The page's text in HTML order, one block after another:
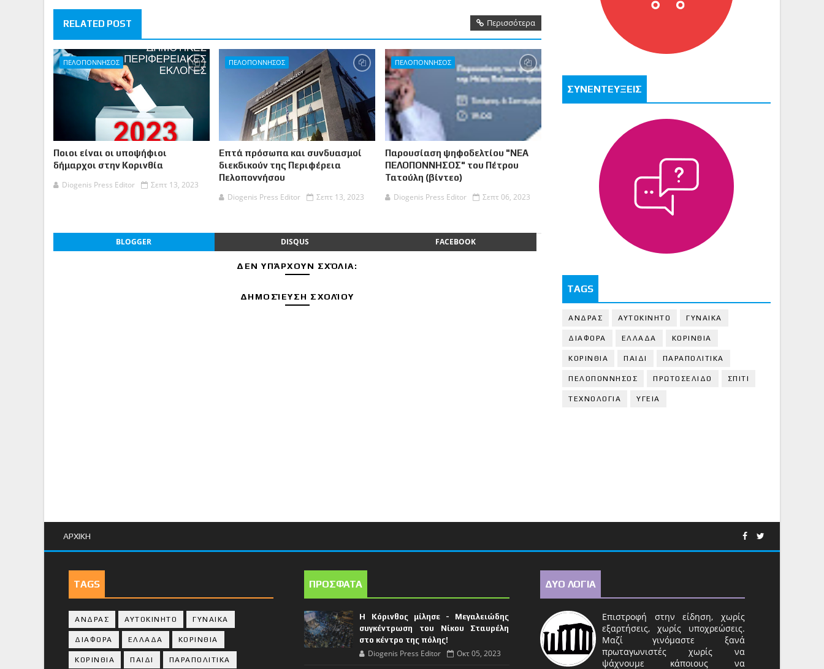
RELATED POST Περισσότερα
ΠΕΛΟΠΟΝΝΗΣΟΣ
Ποιοι είναι οι υποψήφιοι
δήμαρχοι στην Κορινθία
Diogenis Press Editor
Σεπτ 13, 2023
ΠΕΛΟΠΟΝΝΗΣΟΣ
Επτά πρόσωπα και συνδυασμοί
διεκδικούν της Περιφέρεια
Πελοποννήσου
Diogenis Press Editor
Σεπτ 13, 2023
ΠΕΛΟΠΟΝΝΗΣΟΣ
Παρουσίαση ψηφοδελτίου "ΝΕΑ
ΠΕΛΟΠΟΝΝΗΣΟΣ" του Πέτρου
Τατούλη (βίντεο)
Diogenis Press Editor
Σεπτ 06, 2023
BLOGGER DISQUS FACEBOOK
ΔΕΝ ΥΠΆΡΧΟΥΝ ΣΧΌΛΙΑ:
ΔΗΜΟΣΊΕΥΣΗ ΣΧΟΛΊΟΥ
ΣΥΝΕΝΤΕΥΞΕΙΣ
TAGS
ΑΝΔΡΑΣ ΑΥΤΟΚΙΝΗΤΟ ΓΥΝΑΙΚΑ
ΔΙΑΦΟΡΑ ΕΛΛΑΔΑ ΚΟΡΙΝΘΙΑ
ΚΟΡΙΝΘΙA ΠΑΙΔΙ ΠΑΡΑΠΟΛΙΤΙΚΑ
ΠΕΛΟΠΟΝΝΗΣΟΣ ΠΡΩΤΟΣΕΛΙΔΟ ΣΠΙΤΙ
ΤΕΧΝΟΛΟΓΙΑ ΥΓΕΙΑ
ΑΡΧΙΚΗ
TAGS
ΑΝΔΡΑΣ ΑΥΤΟΚΙΝΗΤΟ ΓΥΝΑΙΚΑ
ΔΙΑΦΟΡΑ ΕΛΛΑΔΑ ΚΟΡΙΝΘΙΑ
ΚΟΡΙΝΘΙA ΠΑΙΔΙ ΠΑΡΑΠΟΛΙΤΙΚΑ
ΠΡΟΣΦΑΤΑ
Η Κόρινθος μίλησε - Μεγαλειώδης
συγκέντρωση του Νίκου Σταυρέλη
στο κέντρο της πόλης!
Diogenis Press Editor Οκτ 05, 2023
ΔΥΟ ΛΟΓΙΑ
Επιστροφή στην είδηση, χωρίς
εξαρτήσεις, χωρίς υποχρεώσεις.
Μαζί γινόμαστε ξανά
πρωταγωνιστές χωρίς να
ψάχνουμε κάποιους να